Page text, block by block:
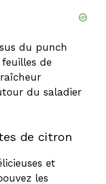
du punch
de
du saladier
de citron
et
les